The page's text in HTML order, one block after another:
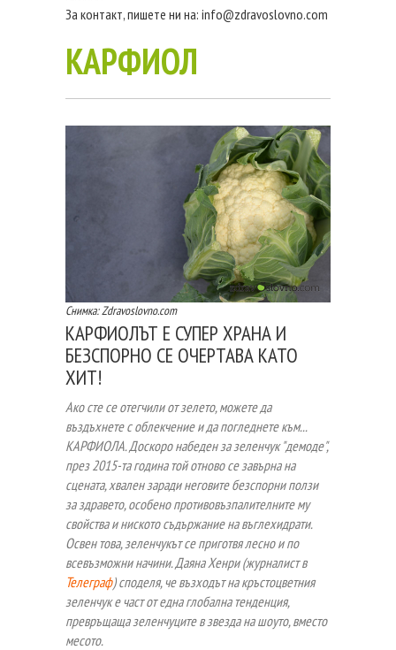
За контакт, пишете ни на: info@zdravoslovno.com
КАРФИОЛ
Снимка: Zdravoslovno.com
КАРФИОЛЪТ Е СУПЕР ХРАНА И
БЕЗСПОРНО СЕ ОЧЕРТАВА КАТО
ХИТ!
Ако сте се отегчилиот зелето, можете да
въздъхнете с облекчение и да погледнете към...
КАРФИОЛА.Доскоро набеден за зеленчук "демоде",
през 2015-та година той отново се завърна на
сцената, хвален заради неговите безспорни ползи
за здравето, особено противовъзпалителните му
свойства и ниското съдържание на въглехидрати.
Освен това, зеленчукът се приготвя лесно и по
всевъзможни начини. Даяна Хенри (журналист в
Телеграф) споделя, че възходът накръстоцветния
зеленчук е част от една глобална тенденция,
превръщаща зеленчуците в звезда на шоуто, вместо
месото.